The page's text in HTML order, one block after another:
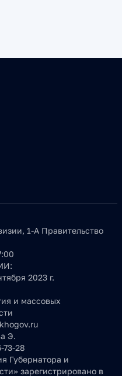
1-А Правительство
2023 г.
и массовых
Э.
73-28
Губернатора и
зарегистрировано в